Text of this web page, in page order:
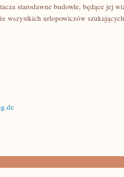
starodawne budowle, będące jej
wszystkich urlopowiczów